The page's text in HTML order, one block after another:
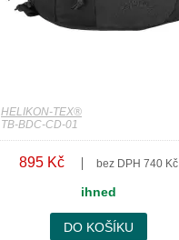
HELIKON-TEX®
TB-BDC-CD-01
895 Kč bez DPH 740 Kč
ihned
DO KOŠÍKU